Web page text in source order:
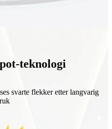
teknologi
svarte flekker etter langvarig